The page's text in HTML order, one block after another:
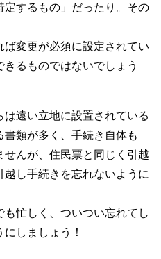
するもの」だったり。その
変更が必須に設定されてい
るものではないでしょう
遠い立地に設置されている
類が多く、手続き自体も
んが、住民票と同じく引越
し手続きを忘れないように
忙しく、ついつい忘れてし
しましょう！